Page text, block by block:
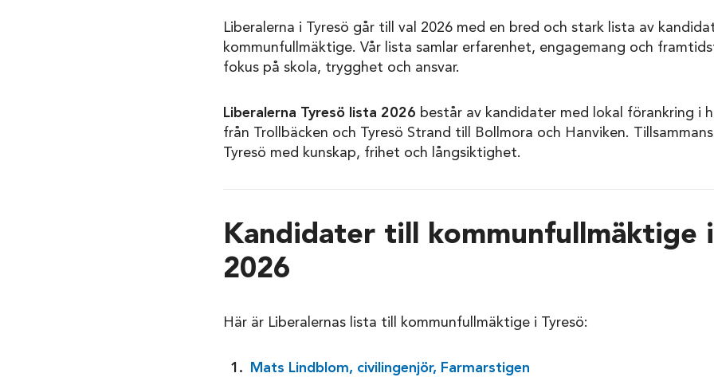
Liberalerna i Tyresö går till val 2026 med en bred och stark lista av
kommunfullmäktige. Vår lista samlar erfarenhet, engagemang och
fokus på skola, trygghet och ansvar.
Liberalerna Tyresö lista 2026 består av kandidater med lokal förankring i
från Trollbäcken och Tyresö Strand till Bollmora och Hanviken.
Tyresö med kunskap, frihet och långsiktighet.
Kandidater till kommunfullmäktige
2026
Här är Liberalernas lista till kommunfullmäktige i Tyresö:
Mats Lindblom, civilingenjör, Farmarstigen